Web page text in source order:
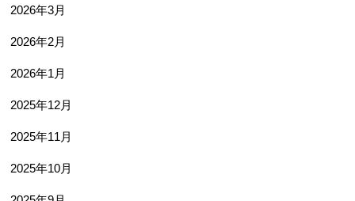
2026年3月
2026年2月
2026年1月
2025年12月
2025年11月
2025年10月